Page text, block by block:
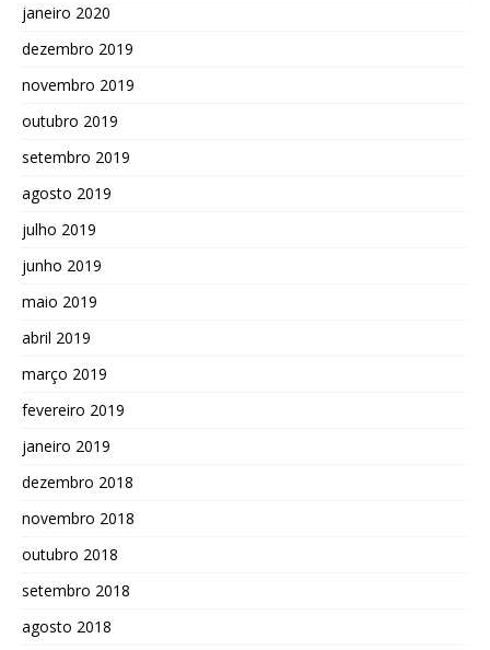
janeiro 2020
dezembro 2019
novembro 2019
outubro 2019
setembro 2019
agosto 2019
julho 2019
junho 2019
maio 2019
abril 2019
março 2019
fevereiro 2019
janeiro 2019
dezembro 2018
novembro 2018
outubro 2018
setembro 2018
agosto 2018